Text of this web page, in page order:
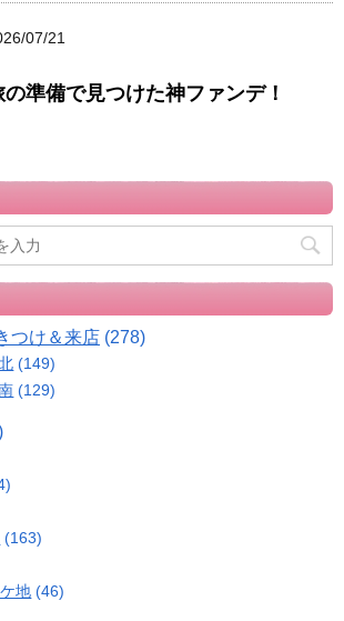
07/21
の準備で見つけた神ファンデ！
つけ＆来店 (278)
(149)
(129)
(163)
地 (46)